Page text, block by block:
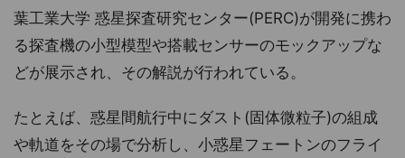
葉工業大学 惑星探査研究センター(PERC)が開発に携わ
る探査機の小型模型や搭載センサーのモックアップな
どが展示され、その解説が行われている。
たとえば、惑星間航行中にダスト(固体微粒子)の組成
や軌道をその場で分析し、小惑星フェートンのフライ